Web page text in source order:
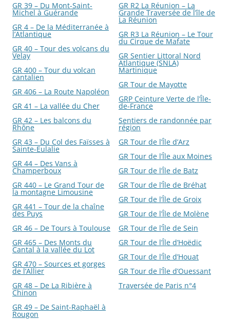
GR 39 – Du Mont-Saint-
Michel à Guérande
GR 4 – De la Méditerranée à
l’Atlantique
GR 40 – Tour des volcans du
Velay
GR 400 – Tour du volcan
cantalien
GR 406 – La Route Napoléon
GR 41 – La vallée du Cher
GR 42 – Les balcons du
Rhône
GR 43 – Du Col des Faïsses à
Sainte-Eulalie
GR 44 – Des Vans à
Champerboux
GR 440 – Le Grand Tour de
la montagne Limousine
GR 441 – Tour de la chaîne
des Puys
GR 46 – De Tours à Toulouse
GR 465 – Des Monts du
Cantal à la vallée du Lot
GR 470 – Sources et gorges
de l’Allier
GR 48 – De La Ribière à
Chinon
GR 49 – De Saint-Raphaël à
Rougon
GR R2 La Réunion – La
Grande Traversée de l’île de
La Réunion
GR R3 La Réunion – Le Tour
du Cirque de Mafate
GR Sentier Littoral Nord
Atlantique (SNLA)
Martinique
GR Tour de Mayotte
GRP Ceinture Verte de l’Île-
de-France
Sentiers de randonnée par
région
GR Tour de l’Île d’Arz
GR Tour de l’Île aux Moines
GR Tour de l’Île de Batz
GR Tour de l’Île de Bréhat
GR Tour de l’Île de Groix
GR Tour de l’Île de Molène
GR Tour de l’Île de Sein
GR Tour de l’Île d’Hoëdic
GR Tour de l’Île d’Houat
GR Tour de l’Île d’Ouessant
Traversée de Paris n°4